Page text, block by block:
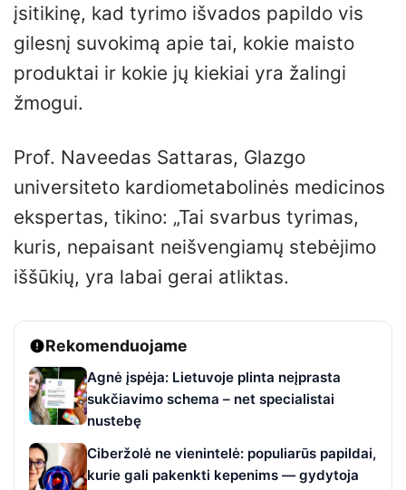
įsitikinę, kad tyrimo išvados papildo vis
gilesnį suvokimą apie tai, kokie maisto
produktai ir kokie jų kiekiai yra žalingi
žmogui.
Prof. Naveedas Sattaras, Glazgo
universiteto kardiometabolinės medicinos
ekspertas, tikino: „Tai svarbus tyrimas,
kuris, nepaisant neišvengiamų stebėjimo
iššūkių, yra labai gerai atliktas.
Rekomenduojame
Agnė įspėja: Lietuvoje plinta neįprasta
sukčiavimo schema – net specialistai
nustebę
Ciberžolė ne vienintelė: populiarūs papildai,
kurie gali pakenkti kepenims — gydytoja